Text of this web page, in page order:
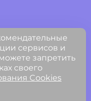
области
сервисов и
запретить
своего
Cookies